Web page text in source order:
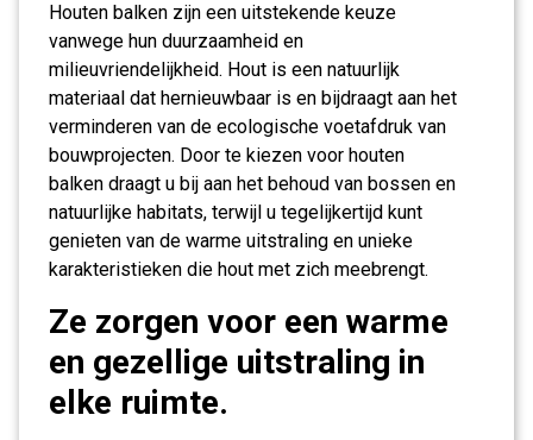
Houten balken zijn een uitstekende keuze
vanwege hun duurzaamheid en
milieuvriendelijkheid. Hout is een natuurlijk
materiaal dat hernieuwbaar is en bijdraagt aan het
verminderen van de ecologische voetafdruk van
bouwprojecten. Door te kiezen voor houten
balken draagt u bij aan het behoud van bossen en
natuurlijke habitats, terwijl u tegelijkertijd kunt
genieten van de warme uitstraling en unieke
karakteristieken die hout met zich meebrengt.
Ze zorgen voor een warme
en gezellige uitstraling in
elke ruimte.